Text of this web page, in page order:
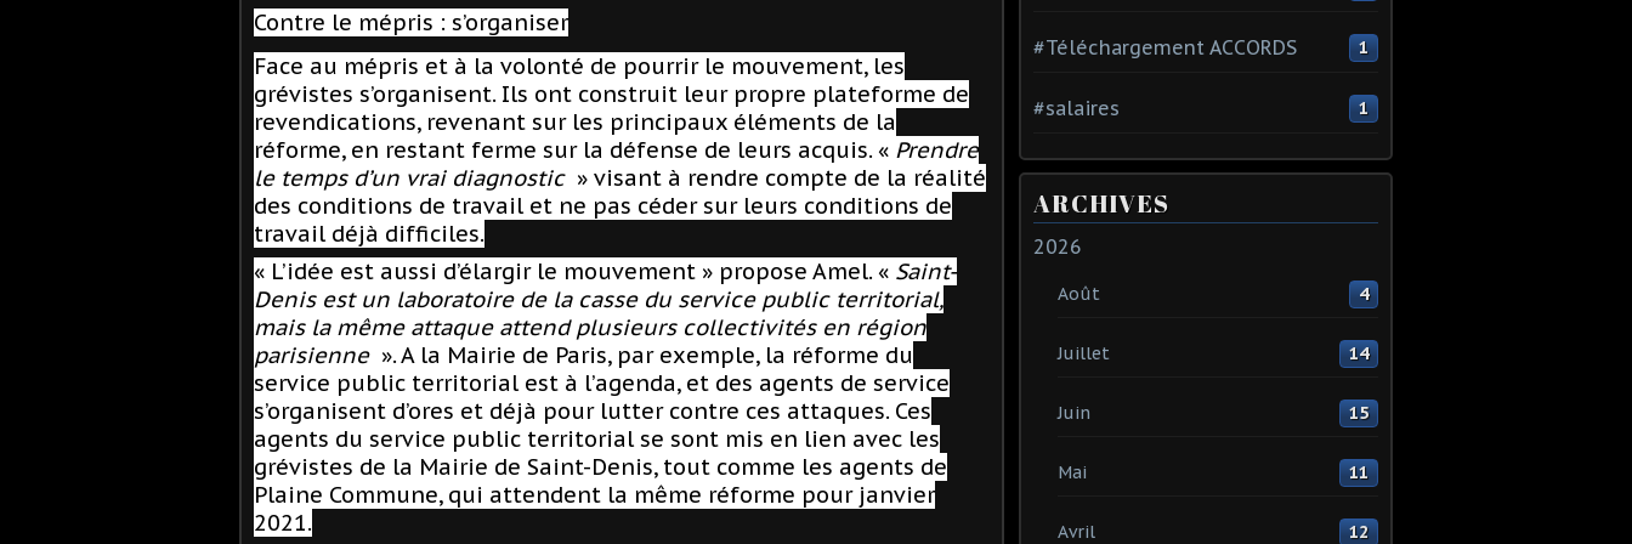
Contre le mépris : s’organiser
Face au mépris et à la volonté de pourrir le mouvement, les
grévistes s’organisent. Ils ont construit leur propre plateforme de
revendications, revenant sur les principaux éléments de la
réforme, en restant ferme sur la défense de leurs acquis. « Prendre
le temps d’un vrai diagnostic » visant à rendre compte de la réalité
des conditions de travail et ne pas céder sur leurs conditions de
travail déjà difficiles.
« L’idée est aussi d’élargir le mouvement » propose Amel. « Saint-
Denis est un laboratoire de la casse du service public territorial,
mais la même attaque attend plusieurs collectivités en région
parisienne ». A la Mairie de Paris, par exemple, la réforme du
service public territorial est à l’agenda, et des agents de service
s’organisent d’ores et déjà pour lutter contre ces attaques. Ces
agents du service public territorial se sont mis en lien avec les
grévistes de la Mairie de Saint-Denis, tout comme les agents de
Plaine Commune, qui attendent la même réforme pour janvier
2021.
#Téléchargement ACCORDS 1
#salaires 1
ARCHIVES
2026
Août 4
Juillet 14
Juin 15
Mai 11
Avril 12